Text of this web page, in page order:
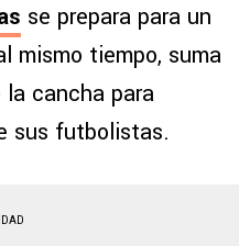
se prepara para un
mismo tiempo, suma
cancha para
sus futbolistas.